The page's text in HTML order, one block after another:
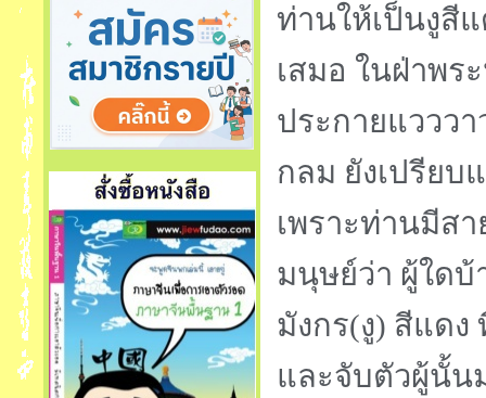
ท่านให้เป็นงูสี
เสมอ ในฝ่าพ
ประกายแววว
กลม ยังเปรีย
เพราะท่านมีส
มนุษย์ว่า ผู้ใด
มังกร(งู) สีแดง
และจับตัวผู้นั้